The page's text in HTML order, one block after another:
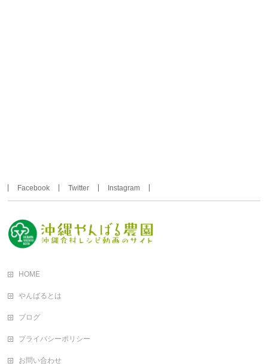
Facebook Twitter Instagram
HOME
やんばるとは
ブログ
プライバシーポリシー
お問い合わせ